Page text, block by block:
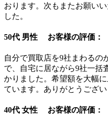
おります。次もまたお願い
した。
50代 男性 お客様の評価：
自分で買取店を9社まわるの
で、自宅に居ながら9社一括
かりました。希望額を大幅
ています。ありがとうござい
40代 女性 お客様の評価：